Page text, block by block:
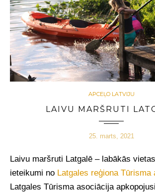
APCEĻO LATVIJU
LAIVU MARŠRUTI
25. marts, 2021
Laivu maršruti Latgalē – labākās
ieteikumi no Latgales reģiona Tūrisma
Latgales Tūrisma asociācija apkopojusi